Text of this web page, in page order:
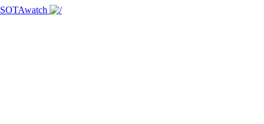
SOTAwatch